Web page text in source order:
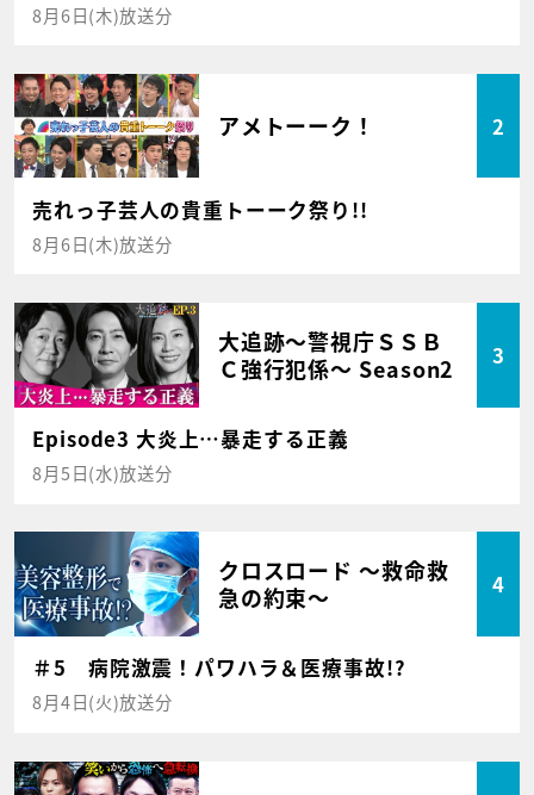
8月6日(木)放送分
アメトーーク！ 2
売れっ子芸人の貴重トーーク祭り!!
8月6日(木)放送分
大追跡～警視庁ＳＳＢ
Ｃ強行犯係～ Season2
3
Episode3 大炎上…暴走する正義
8月5日(水)放送分
クロスロード ～救命救
急の約束～
4
＃5 病院激震！パワハラ＆医療事故!?
8月4日(火)放送分